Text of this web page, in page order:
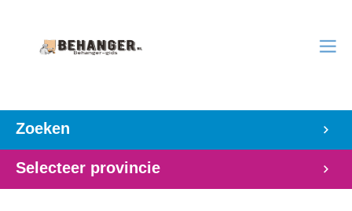
Zoeken
Selecteer provincie